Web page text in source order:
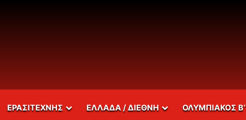
ΕΡΑΣΙΤΕΧΝΗΣ ΕΛΛΑΔΑ / ΔΙΕΘΝΗ ΟΛΥΜΠΙΑΚΟΣ Β’